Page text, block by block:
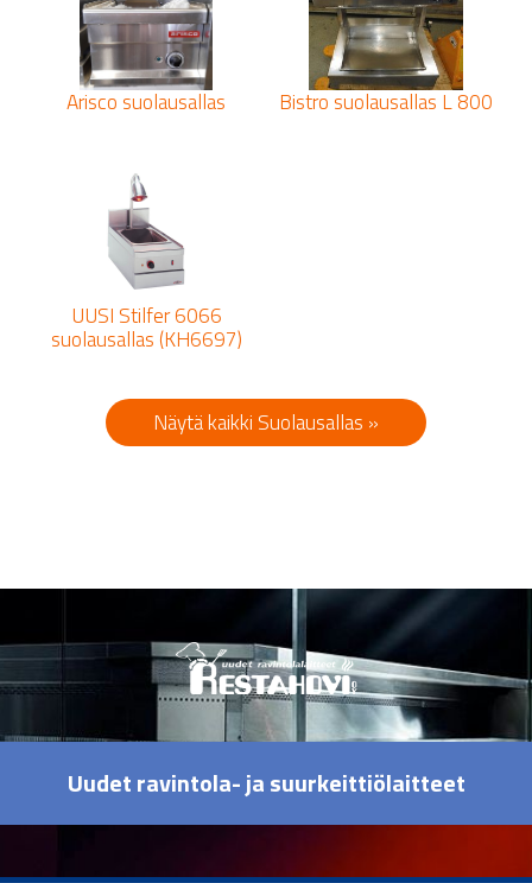
Arisco suolausallas Bistro suolausallas L 800
UUSI Stilfer 6066
suolausallas (KH6697)
Näytä kaikki Suolausallas »
Uudet ravintola- ja suurkeittiölaitteet